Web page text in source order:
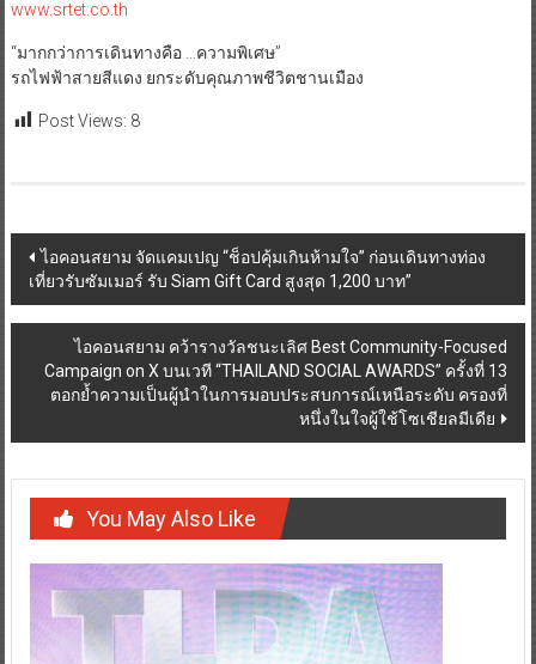
www.srtet.co.th
“มากกว่าการเดินทางคือ …ความพิเศษ”
รถไฟฟ้าสายสีแดง ยกระดับคุณภาพชีวิตชานเมือง
Post Views: 8
Post
navigation
ไอคอนสยาม จัดแคมเปญ “ช็อปคุ้มเกินห้ามใจ” ก่อนเดินทางท่อง
เที่ยวรับซัมเมอร์ รับ Siam Gift Card สูงสุด 1,200 บาท”
ไอคอนสยาม คว้ารางวัลชนะเลิศ Best Community-Focused
Campaign on X บนเวที “THAILAND SOCIAL AWARDS” ครั้งที่ 13
ตอกย้ำความเป็นผู้นำในการมอบประสบการณ์เหนือระดับ ครองที่
หนึ่งในใจผู้ใช้โซเชียลมีเดีย
You May Also Like